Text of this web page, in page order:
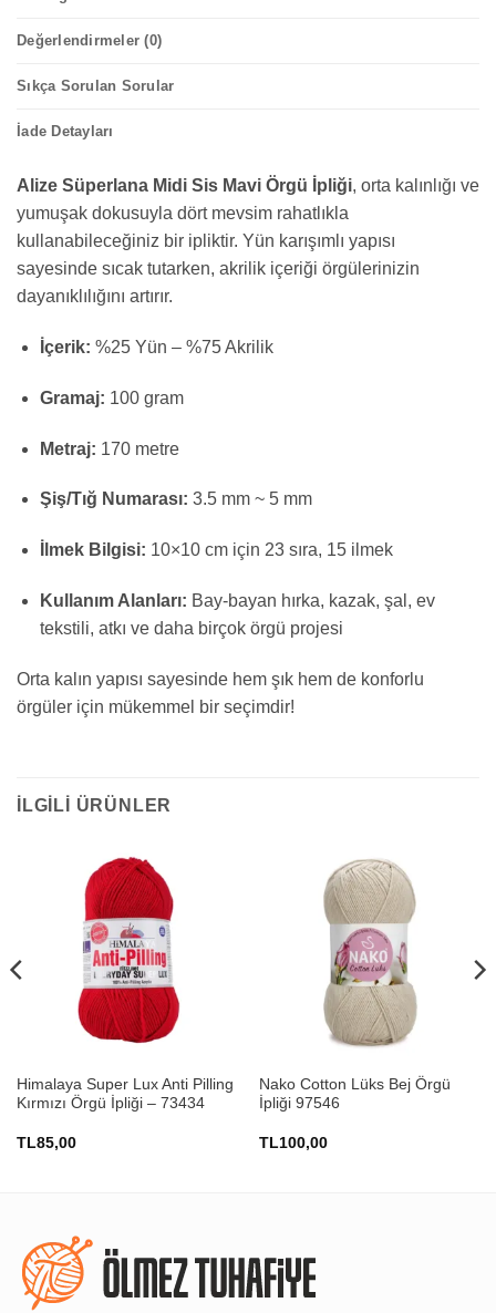
Değerlendirmeler (0)
Sıkça Sorulan Sorular
İade Detayları
Alize Süperlana Midi Sis Mavi Örgü İpliği, orta kalınlığı ve
yumuşak dokusuyla dört mevsim rahatlıkla
kullanabileceğiniz bir ipliktir. Yün karışımlı yapısı
sayesinde sıcak tutarken, akrilik içeriği örgülerinizin
dayanıklılığını artırır.
İçerik: %25 Yün – %75 Akrilik
Gramaj: 100 gram
Metraj: 170 metre
Şiş/Tığ Numarası: 3.5 mm ~ 5 mm
İlmek Bilgisi: 10×10 cm için 23 sıra, 15 ilmek
Kullanım Alanları: Bay-bayan hırka, kazak, şal, ev
tekstili, atkı ve daha birçok örgü projesi
Orta kalın yapısı sayesinde hem şık hem de konforlu
örgüler için mükemmel bir seçimdir!
İLGILI ÜRÜNLER
Himalaya Super Lux Anti Pilling
Kırmızı Örgü İpliği – 73434
TL85,00
Nako Cotton Lüks Bej Örgü
İpliği 97546
TL100,00